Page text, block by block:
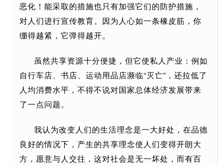
恶化！能采取的措施也只有加强它们的防护措施，
对人们进行宣传教育。因为人心如一条橡皮筋，你
绷得越紧，它弹得越开。
虽然共享资源十分便捷，但它使私人产业：例如
自行车店、书店、运动用品店濒临“灭亡”，还拉低了
人均消费水平，不得不说对国家总体经济发展带来
了一点问题。
我认为改变人们的生活理念是一大好处，在品德
良好的情况下，产生的共享理念使人们变得开朗大
方，愿意与人交往，这对社会是无一坏处，而有百